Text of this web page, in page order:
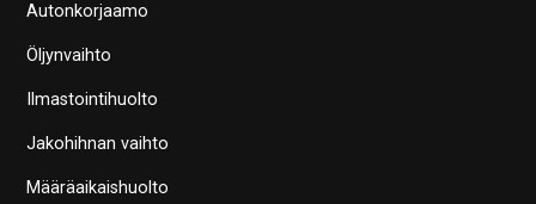
Autonkorjaamo
Öljynvaihto
Ilmastointihuolto
Jakohihnan vaihto
Määräaikaishuolto